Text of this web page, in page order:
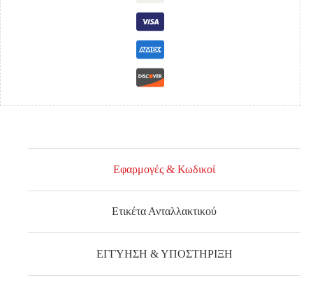
'86-
'87
DIAMOND
ποσότητα
Εφαρμογές & Κωδικοί
Ετικέτα Ανταλλακτικού
ΕΓΓΥΗΣΗ & ΥΠΟΣΤΗΡΙΞΗ